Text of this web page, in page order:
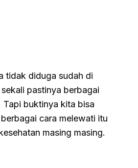
tidak diduga sudah di
pastinya berbagai
Tapi buktinya kita bisa
cara melewati itu
masing masing.